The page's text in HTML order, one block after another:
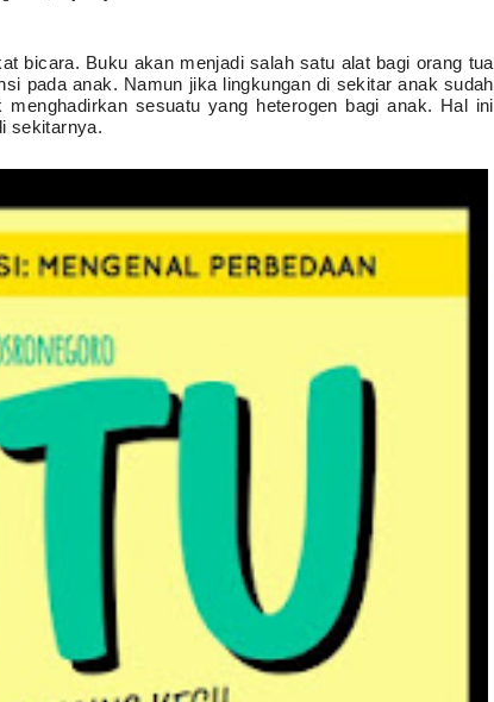
bicara. Buku akan menjadi salah satu alat bagi orang tua
pada anak. Namun jika lingkungan di sekitar anak sudah
sesuatu yang heterogen bagi anak. Hal ini
sekitarnya.